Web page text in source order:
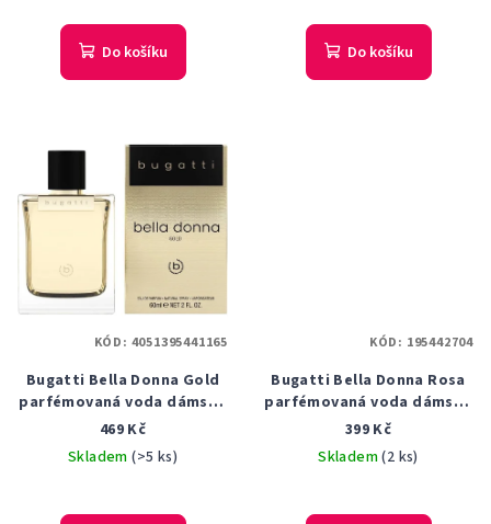
Do košíku Do košíku
Bugatti Bella Donna Gold
parfémovaná voda dámská
60 ml
469 Kč
Skladem(>5 ks)
KÓD: 4051395441165
Bugatti Bella Donna Rosa
parfémovaná voda dámská
60 ml tester
399 Kč
Skladem(2 ks)
KÓD: 195442704